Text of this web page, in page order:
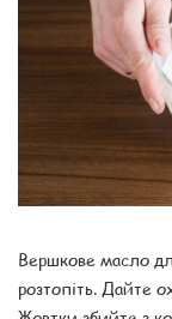
Вершкове масло
розтопіть. Дайте